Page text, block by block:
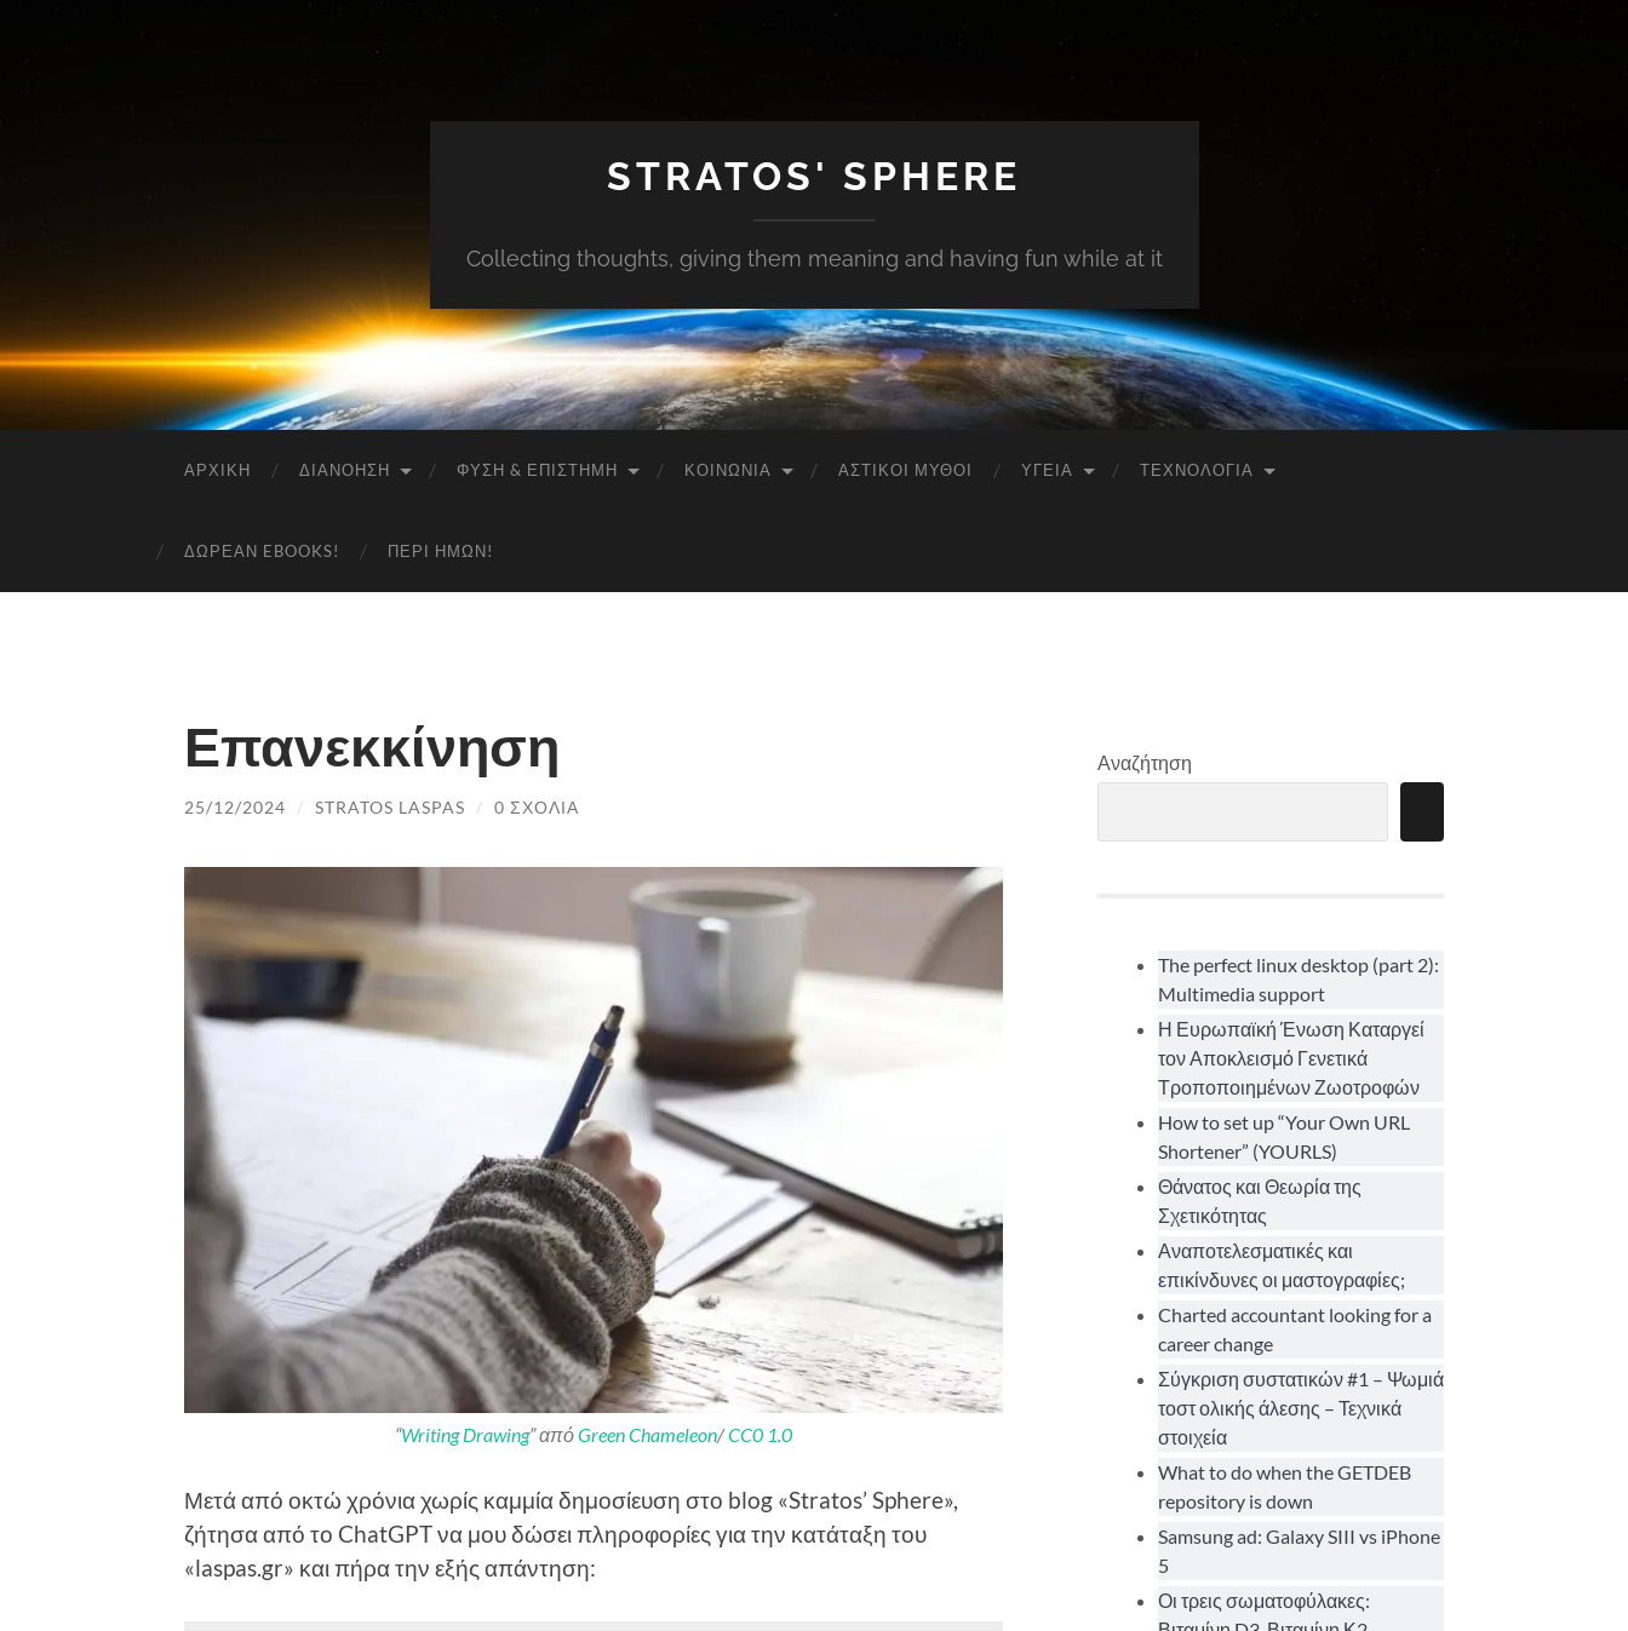
STRATOS' SPHERE
Collecting thoughts, giving them meaning and having fun while at it
ΑΡΧΙΚΉ ΔΙΑΝΌΗΣΗ ΦΎΣΗ & ΕΠΙΣΤΉΜΗ ΚΟΙΝΩΝΊΑ ΑΣΤΙΚΟΊ ΜΎΘΟΙ ΥΓΕΊΑ ΤΕΧΝΟΛΟΓΊΑ
ΔΩΡΕΆΝ EBOOKS! ΠΕΡΊ ΗΜΏΝ!
Επανεκκίνηση
25/12/2024 / STRATOS LASPAS / 0 ΣΧΌΛΙΑ
“Writing Drawing” απόGreen Chameleon/CC0 1.0
Μετά από οκτώ χρόνια χωρίς καμμία δημοσίευση στο blog «Stratos’ Sphere»,
ζήτησα από το ChatGPT να μου δώσει πληροφορίες για την κατάταξη του
«laspas.gr» και πήρα την εξής απάντηση:
Αναζήτηση
The perfect linux desktop (part 2):
Multimedia support
Η Ευρωπαϊκή Ένωση Καταργεί
τον Αποκλεισμό Γενετικά
Τροποποιημένων Ζωοτροφών
How to set up “Your Own URL
Shortener” (YOURLS)
Θάνατος και Θεωρία της
Σχετικότητας
Αναποτελεσματικές και
επικίνδυνες οι μαστογραφίες;
Charted accountant looking for a
career change
Σύγκριση συστατικών #1 – Ψωμιά
τοστ ολικής άλεσης – Τεχνικά
στοιχεία
What to do when the GETDEB
repository is down
Samsung ad: Galaxy SIII vs iPhone
5
Οι τρεις σωματοφύλακες: